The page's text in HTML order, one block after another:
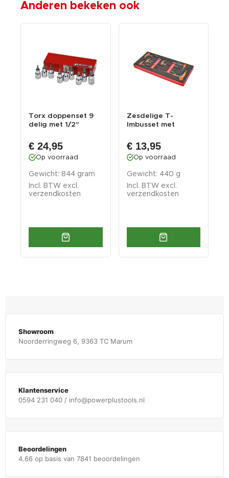
Anderen bekeken ook
Torx doppenset 9
delig met 1/2"
€ 24,95
Op voorraad
Gewicht: 844 gram
Incl. BTW excl.
verzendkosten
Zesdelige T-
Imbusset met
T In...
€ 13,95
Op voorraad
Gewicht: 440 g
Incl. BTW excl.
verzendkosten
Showroom
Noorderringweg 6, 9363 TC Marum
Klantenservice
0594 231 040 / info@powerplustools.nl
Beoordelingen
4.66 op basis van 7841 beoordelingen